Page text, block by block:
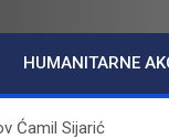
HUMANITARNE
Ćamil Sijarić